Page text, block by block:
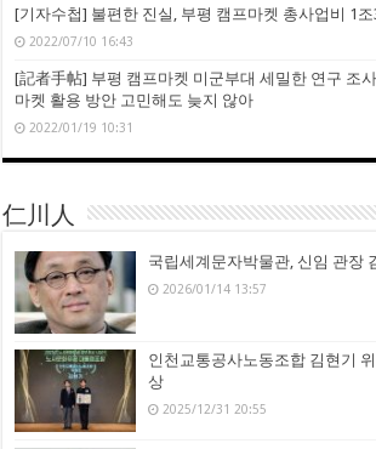
[기자수첩] 불편한 진실, 부평 캠프마켓 총사업비 1조
2022/07/10 16:43
[記者手帖] 부평 캠프마켓 미군부대 세밀한 연구 조
마켓 활용 방안 고민해도 늦지 않아
2022/01/19 10:31
仁川人
국립세계문자박물관, 신임 관장
2026/01/14 13:57
인천교통공사노동조합 김현기
상
2025/12/31 20:55